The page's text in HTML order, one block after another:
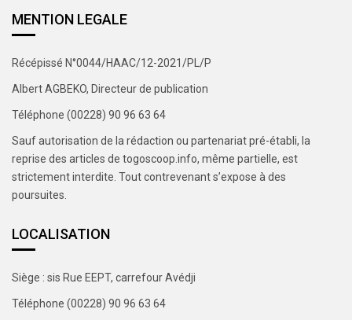
MENTION LEGALE
Récépissé N°0044/HAAC/12-2021/PL/P
Albert AGBEKO, Directeur de publication
Téléphone (00228) 90 96 63 64
Sauf autorisation de la rédaction ou partenariat pré-établi, la
reprise des articles de togoscoop.info, même partielle, est
strictement interdite. Tout contrevenant s’expose à des
poursuites.
LOCALISATION
Siège : sis Rue EEPT, carrefour Avédji
Téléphone (00228) 90 96 63 64